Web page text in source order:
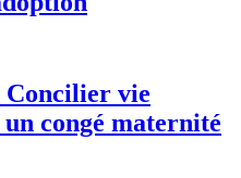
vie
congé maternité